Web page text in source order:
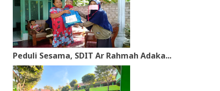
Peduli Sesama, SDIT Ar Rahmah Adaka...